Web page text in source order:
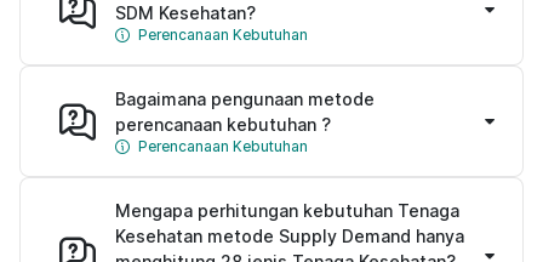
SDM Kesehatan?
Perencanaan Kebutuhan
Bagaimana pengunaan metode
perencanaan kebutuhan ?
Perencanaan Kebutuhan
Mengapa perhitungan kebutuhan Tenaga
Kesehatan metode Supply Demand hanya